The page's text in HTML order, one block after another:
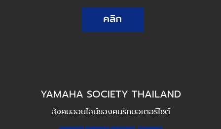
คลิก
YAMAHA SOCIETY THAILAND
สังคมออนไลน์ของคนรักมอเตอร์ไซต์